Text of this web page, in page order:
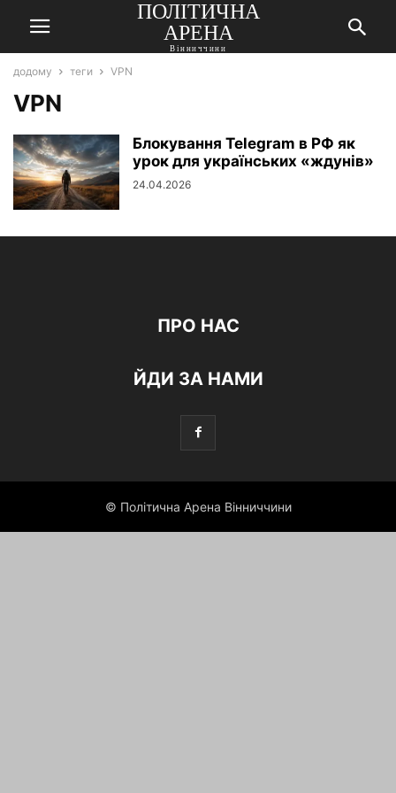
ПОЛІТИЧНА
АРЕНА
Вінниччини
додому теги VPN
VPN
Блокування Telegram в РФ як
урок для українських «ждунів»
24.04.2026
ПРО НАС
ЙДИ ЗА НАМИ
© Політична Арена Вінниччини